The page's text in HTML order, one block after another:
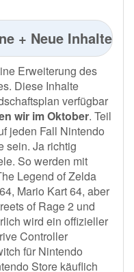
+ Neue Inhalte
Erweiterung des
Diese Inhalte
verfügbar
wir im Oktober. Teil
jeden Fall Nintendo
sein. Ja richtig
So werden mit
Legend of Zelda
Mario Kart 64, aber
of Rage 2 und
wird ein offizieller
Controller
für Nintendo
Store käuflich